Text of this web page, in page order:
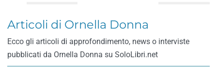
Articoli di Ornella Donna
Ecco gli articoli di approfondimento, news o interviste
pubblicati da Ornella Donna su SoloLibri.net